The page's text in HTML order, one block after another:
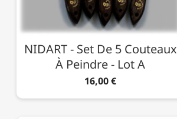
NIDART - Set De 5 Couteaux
À Peindre - Lot A
16,00 €